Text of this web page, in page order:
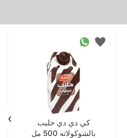
كي دي دي حليب
بالشوكولاته 500 مل
›